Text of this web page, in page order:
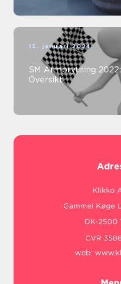
15. januari 2024
SM Armbrytning
Översikt
web: